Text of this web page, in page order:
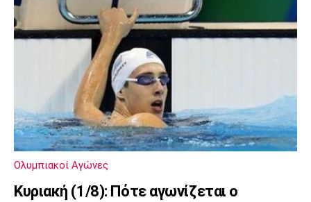
Ολυμπιακοί Αγώνες
Κυριακή (1/8): Πότε αγωνίζεται ο